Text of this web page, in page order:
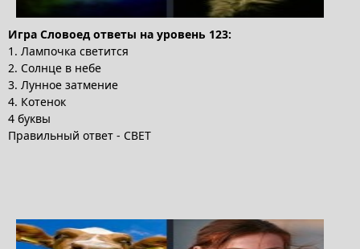
Игра Словоед ответы на уровень 123:
1. Лампочка светится
2. Солнце в небе
3. Лунное затмение
4. Котенок
4 буквы
Правильный ответ - СВЕТ